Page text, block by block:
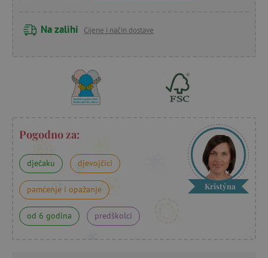
Na zalihi Cijene i način dostave
Pogodno za:
dječaku djevojčici
pamćenje i opažanje
od 6 godina predškolci
Kristýna